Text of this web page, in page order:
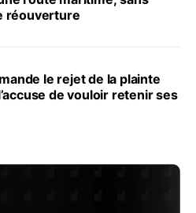
réouverture
le rejet de la plainte
de vouloir retenir ses